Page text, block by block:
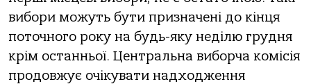
вибори можуть бути призначені до кінця
поточного року на будь-яку неділю грудня
крім останньої. Центральна виборча комісія
продовжує очікувати надходження